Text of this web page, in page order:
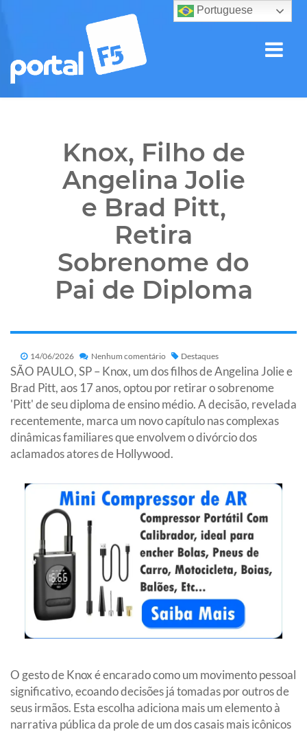
Knox, Filho de
Angelina Jolie
e Brad Pitt,
Retira
Sobrenome do
Pai de Diploma
14/06/2026 Nenhum comentário Destaques
SÃO PAULO, SP – Knox, um dos filhos de Angelina Jolie e
Brad Pitt, aos 17 anos, optou por retirar o sobrenome
'Pitt' de seu diploma de ensino médio. A decisão, revelada
recentemente, marca um novo capítulo nas complexas
dinâmicas familiares que envolvem o divórcio dos
aclamados atores de Hollywood.
O gesto de Knox é encarado como um movimento pessoal
significativo, ecoando decisões já tomadas por outros de
seus irmãos. Esta escolha adiciona mais um elemento à
narrativa pública da prole de um dos casais mais icônicos
Portuguese